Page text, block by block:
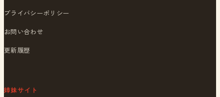
プライバシーポリシー
お問い合わせ
更新履歴
姉妹サイト